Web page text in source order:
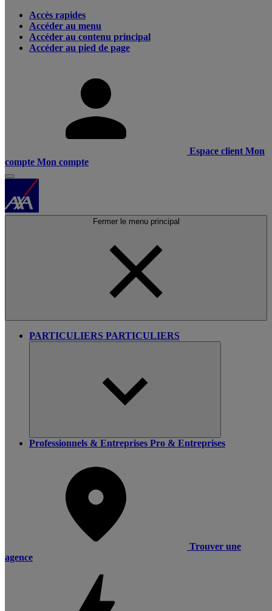
Accès rapides
Accéder au menu
Accéder au contenu principal
Accéder au pied de page
Espace client Mon
compte Mon compte
Fermer le menu principal
PARTICULIERS PARTICULIERS
Professionnels & Entreprises Pro & Entreprises
Trouver une
agence